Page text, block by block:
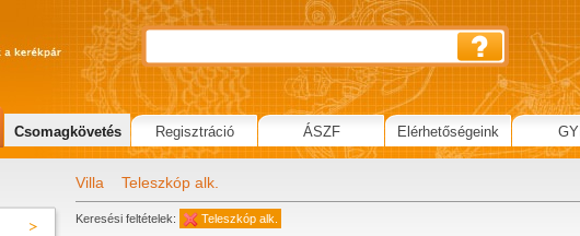
Villa Teleszkóp alk.
Keresési feltételek: Teleszkóp alk.
Csomagkövetés Regisztráció ÁSZF Elérhetőségeink